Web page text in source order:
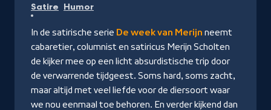
NPO
Start
Satire Humor
In de satirische serie De week van Merijn neemt
cabaretier, columnist en satiricus Merijn Scholten
de kijker mee op een licht absurdistische trip door
de verwarrende tijdgeest. Soms hard, soms zacht,
maar altijd met veel liefde voor de diersoort waar
we nou eenmaal toe behoren. En verder kijkend dan